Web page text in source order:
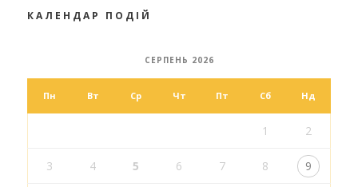
КАЛЕНДАР ПОДІЙ
СЕРПЕНЬ 2026
Пн Вт Ср Чт Пт Сб Нд
1 2
3 4 5 6 7 8 9